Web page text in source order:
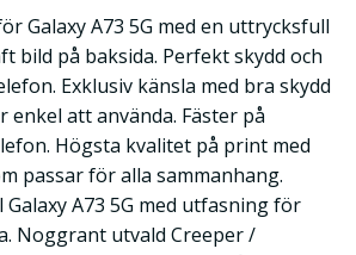
Galaxy A73 5G med en uttrycksfull
bild på baksida. Perfekt skydd och
Exklusiv känsla med bra skydd
enkel att använda. Fäster på
Högsta kvalitet på print med
passar för alla sammanhang.
A73 5G med utfasning för
Noggrant utvald Creeper /